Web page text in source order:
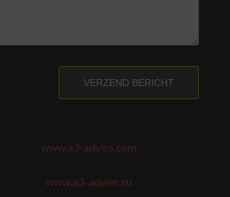
VERZEND BERICHT
www.a3-advies.com
www.a3-advies.eu